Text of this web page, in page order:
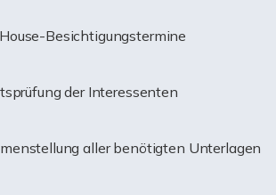
Besichtigungstermine
der Interessenten
aller benötigten Unterlagen